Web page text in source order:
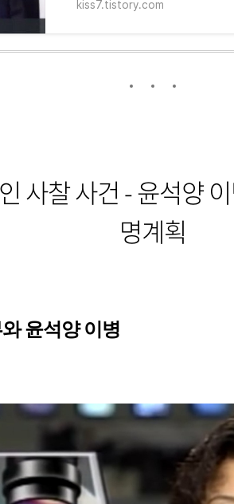
kiss7.tistory.com
사찰 사건​ - 윤석양
명계획
윤석양 이병